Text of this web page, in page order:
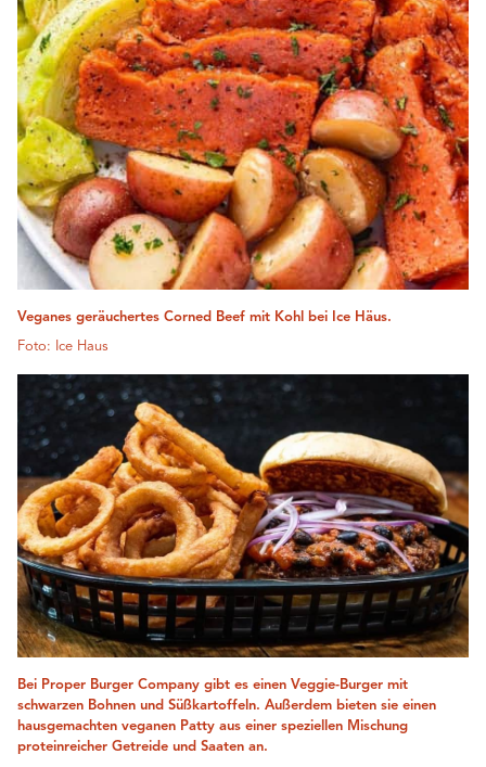
Veganes geräuchertes Corned Beef mit Kohl bei Ice Häus.
Foto: Ice Haus
Bei Proper Burger Company gibt es einen Veggie-Burger mit
schwarzen Bohnen und Süßkartoffeln. Außerdem bieten sie einen
hausgemachten veganen Patty aus einer speziellen Mischung
proteinreicher Getreide und Saaten an.